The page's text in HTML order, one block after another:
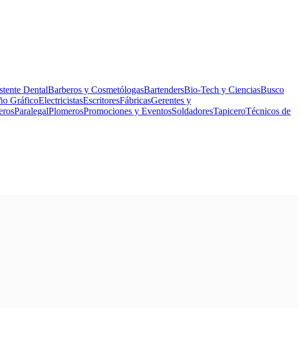
DentalBarberos y CosmetólogasBartendersBio-Tech y CienciasBusco
GráficoElectricistasEscritoresFábricasGerentes y
ParalegalPlomerosPromociones y EventosSoldadoresTapiceroTécnicos de